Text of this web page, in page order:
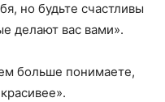
но будьте счастливы
делают вас вами».
больше понимаете,